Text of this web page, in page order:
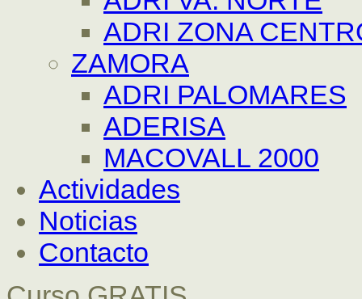
ADRI ZONA
ZAMORA
ADRI PALOMARES
ADERISA
MACOVALL 2000
Actividades
Noticias
Contacto